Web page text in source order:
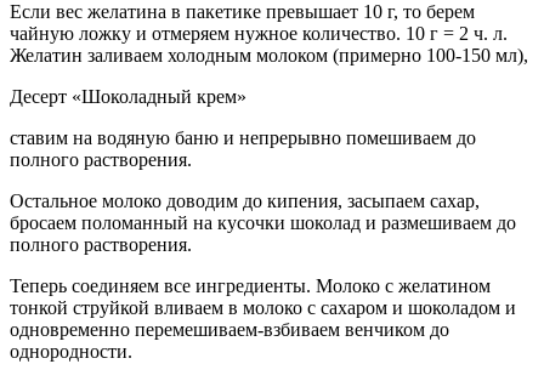
Если вес желатина в пакетике превышает 10 г, то берем
чайную ложку и отмеряем нужное количество. 10 г = 2 ч. л.
Желатин заливаем холодным молоком (примерно 100-150 мл),
Десерт «Шоколадный крем»
ставим на водяную баню и непрерывно помешиваем до
полного растворения.
Остальное молоко доводим до кипения, засыпаем сахар,
бросаем поломанный на кусочки шоколад и размешиваем до
полного растворения.
Теперь соединяем все ингредиенты. Молоко с желатином
тонкой струйкой вливаем в молоко с сахаром и шоколадом и
одновременно перемешиваем-взбиваем венчиком до
однородности.